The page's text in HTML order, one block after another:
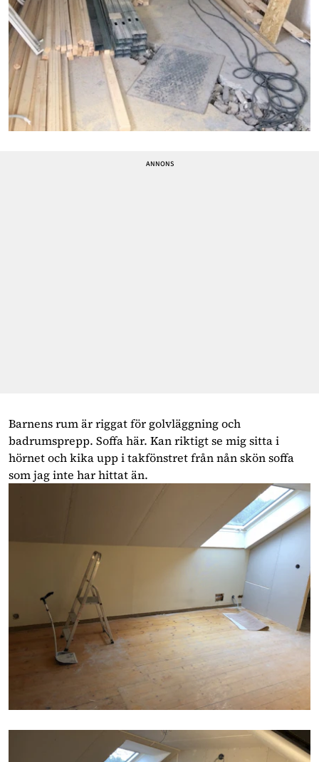
Barnens rum är riggat för golvläggning och
badrumsprepp. Soffa här. Kan riktigt se mig sitta i
hörnet och kika upp i takfönstret från nån skön soffa
som jag inte har hittat än.